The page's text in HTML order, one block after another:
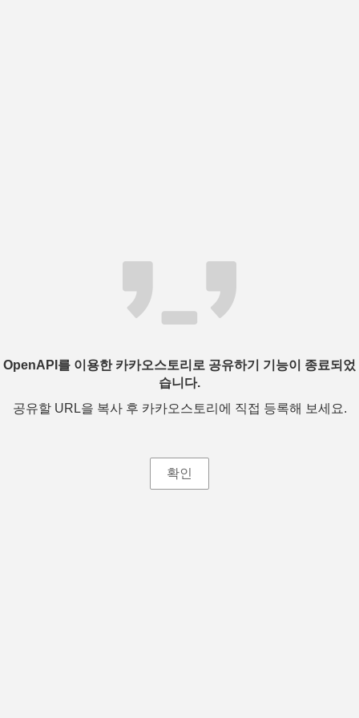
OpenAPI를 이용한 카카오스토리로 공유하기 기능이 종료되었
습니다.
공유할 URL을 복사 후 카카오스토리에 직접 등록해 보세요.
확인